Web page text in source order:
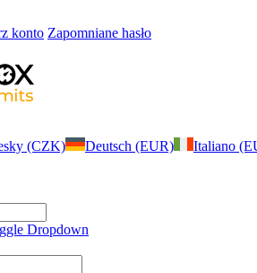
konto Zapomniane hasło
(CZK) Deutsch (EUR)
Italiano
Dropdown